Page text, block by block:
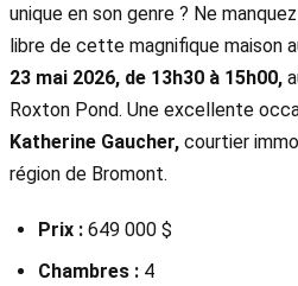
unique en son genre ? Ne
libre de cette magnifique maison
23 mai 2026, de 13h30 à 15h00,
Roxton Pond. Une excellente
Katherine Gaucher, courtier
région de Bromont.
Prix : 649 000 $
Chambres : 4